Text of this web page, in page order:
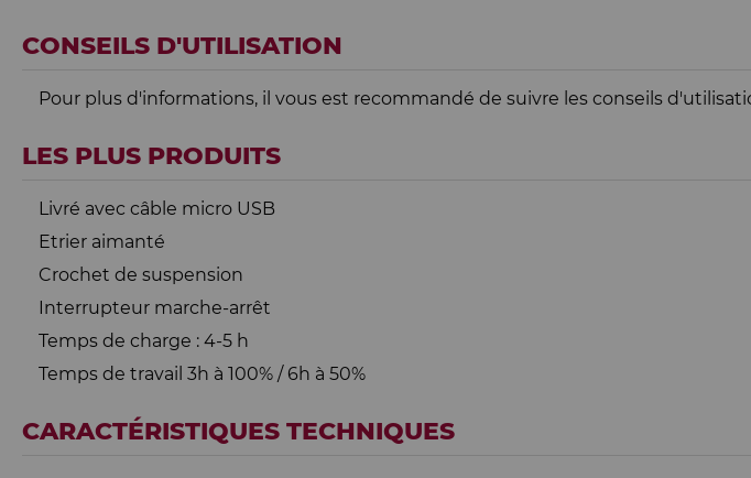
CONSEILS D'UTILISATION
Pour plus d'informations, il vous est recommandé de suivre les conseils
LES PLUS PRODUITS
Livré avec câble micro USB
Etrier aimanté
Crochet de suspension
Interrupteur marche-arrêt
Temps de charge : 4-5 h
Temps de travail 3h à 100% / 6h à 50%
CARACTÉRISTIQUES TECHNIQUES